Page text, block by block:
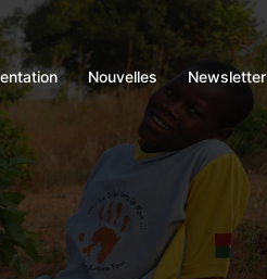
Nouvelles Newsletter